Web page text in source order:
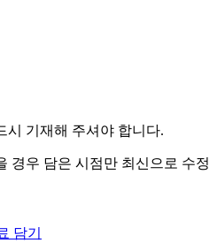
시 기재해 주셔야 합니다.
경우 담은 시점만 최신으로 수정
담기